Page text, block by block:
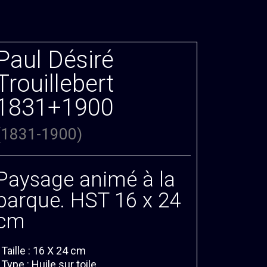
Désiré
1900)
animé à la
HST 16 x 24
: 16 X 24 cm
: Huile sur toile